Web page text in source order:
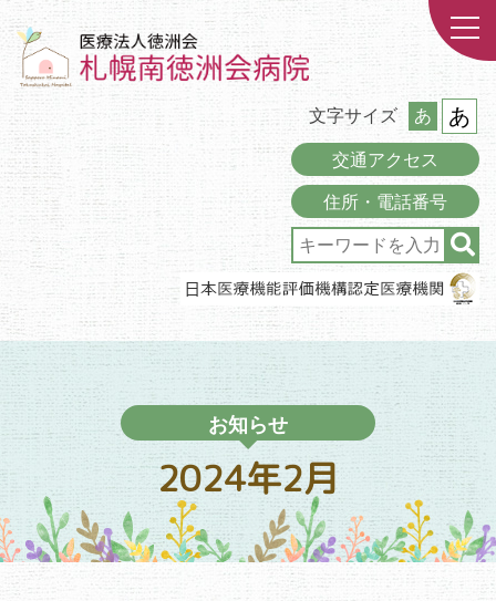
文字サイズ あ あ
交通アクセス
住所・電話番号
お知らせ
2024年2月